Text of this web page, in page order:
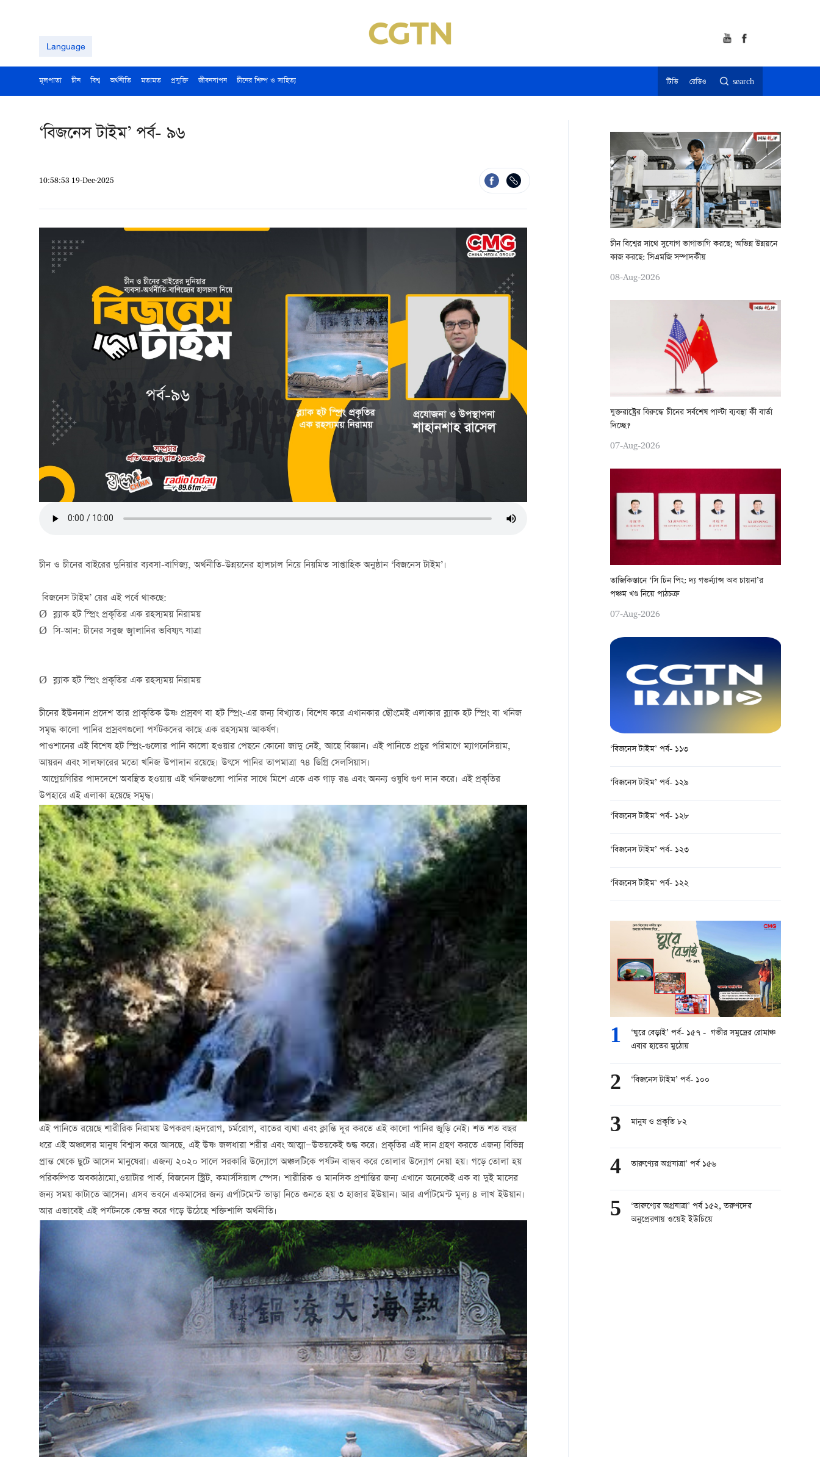
Language
মূলপাতা চীন বিশ্ব অর্থনীতি মতামত প্রযুক্তি জীবনযাপন চীনের শিল্প ও সাহিত্য টিভি রেডিও search
‘বিজনেস টাইম’ পর্ব- ৯৬
10:58:53 19-Dec-2025
চীন ও চীনের বাইরের দুনিয়ার ব্যবসা-বাণিজ্য, অর্থনীতি-উন্নয়নের হালচাল নিয়ে নিয়মিত সাপ্তাহিক অনুষ্ঠান ‘বিজনেস টাইম’।
বিজনেস টাইম’ য়ের এই পর্বে থাকছে:
Ø ব্ল্যাক হট স্প্রিং প্রকৃতির এক রহস্যময় নিরাময়
Ø সি-আন: চীনের সবুজ জ্বালানির ভবিষ্যৎ যাত্রা
Ø ব্ল্যাক হট স্প্রিং প্রকৃতির এক রহস্যময় নিরাময়
চীনের ইউননান প্রদেশ তার প্রাকৃতিক উষ্ণ প্রস্রবণ বা হট স্প্রিং-এর জন্য বিখ্যাত। বিশেষ করে এখানকার ছৌংমেই এলাকার ব্ল্যাক হট স্প্রিং বা খনিজ
সমৃদ্ধ কালো পানির প্রস্রবণগুলো পর্যটকদের কাছে এক রহস্যময় আকর্ষণ।
পাওশানের এই বিশেষ হট স্প্রিং-গুলোর পানি কালো হওয়ার পেছনে কোনো জাদু নেই, আছে বিজ্ঞান। এই পানিতে প্রচুর পরিমাণে ম্যাগনেসিয়াম,
আয়রন এবং সালফারের মতো খনিজ উপাদান রয়েছে। উৎসে পানির তাপমাত্রা ৭৪ ডিগ্রি সেলসিয়াস।
আগ্নেয়গিরির পাদদেশে অবস্থিত হওয়ায় এই খনিজগুলো পানির সাথে মিশে একে এক গাঢ় রঙ এবং অনন্য ওষুধি গুণ দান করে। এই প্রকৃতির
উপহারে এই এলাকা হয়েছে সমৃদ্ধ।
এই পানিতে রয়েছে শারীরিক নিরাময় উপকরণ।হৃদরোগ, চর্মরোগ, বাতের ব্যথা এবং ক্লান্তি দূর করতে এই কালো পানির জুড়ি নেই। শত শত বছর
ধরে এই অঞ্চলের মানুষ বিশ্বাস করে আসছে, এই উষ্ণ জলধারা শরীর এবং আত্মা—উভয়কেই শুদ্ধ করে। প্রকৃতির এই দান গ্রহণ করতে এজন্য বিভিন্ন
প্রান্ত থেকে ছুটে আসেন মানুষেরা। এজন্য ২০২০ সালে সরকারি উদ্যোগে অঞ্চলটিকে পর্যটন বান্ধব করে তোলার উদ্যোগ নেয়া হয়। গড়ে তোলা হয়
পরিকল্পিত অবকাঠামো,ওয়াটার পার্ক, বিজনেস স্ট্রিট, কমার্সসিয়াল স্পেস। শারীরিক ও মানসিক প্রশান্তির জন্য এখানে অনেকেই এক বা দুই মাসের
জন্য সময় কাটাতে আসেন। এসব ভবনে একমাসের জন্য এর্পাটমেন্ট ভাড়া নিতে গুনতে হয় ৩ হাজার ইউয়ান। আর এর্পাটমেন্ট মূল্য ৪ লাখ ইউয়ান।
আর এভাবেই এই পর্যটনকে কেন্দ্র করে গড়ে উঠেছে শক্তিশালি অর্থনীতি।
চীন বিশ্বের সাথে সুযোগ ভাগাভাগি করছে; অভিন্ন উন্নয়নে
কাজ করছে: সিএমজি সম্পাদকীয়
08-Aug-2026
যুক্তরাষ্ট্রের বিরুদ্ধে চীনের সর্বশেষ পাল্টা ব্যবস্থা কী বার্তা
দিচ্ছে?
07-Aug-2026
তাজিকিস্তানে ‘সি চিন পিং: দ্য গভর্ন্যান্স অব চায়না’র
পঞ্চম খণ্ড নিয়ে পাঠচক্র
07-Aug-2026
‘বিজনেস টাইম’ পর্ব- ১১৩
‘বিজনেস টাইম’ পর্ব- ১২৯
‘বিজনেস টাইম’ পর্ব- ১২৮
‘বিজনেস টাইম’ পর্ব- ১২৩
‘বিজনেস টাইম’ পর্ব- ১২২
1
‘ঘুরে বেড়াই’ পর্ব- ১৫৭ - গভীর সমুদ্রের রোমাঞ্চ
এবার হাতের মুঠোয়
2 ‘বিজনেস টাইম’ পর্ব- ১০০
3 মানুষ ও প্রকৃতি ৮২
4 তারুণ্যের অগ্রযাত্রা’ পর্ব ১৫৬
5
‘তারুণ্যের অগ্রযাত্রা’ পর্ব ১৫২, তরুণদের
অনুপ্রেরণায় ওয়েই ইউচিয়ে